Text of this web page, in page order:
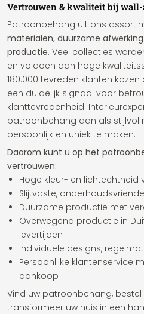
Vertrouwen & kwaliteit bij
Patroonbehang uit ons
materialen, duurzame
productie. Veel collecties
en voldoen aan hoge
180.000 tevreden klanten
een duidelijk signaal voor
klanttevredenheid.
patroonbehang aan als stijlvol
persoonlijk en uniek te maken.
Daarom kunt u op het
vertrouwen:
Hoge kleur- en lichtechtheid
Slijtvaste,
Duurzame productie met
Overwegend productie in
levertijden
Individuele designs,
Persoonlijke klantenservice
aankoop
Vind uw patroonbehang,
transformeer uw huis in een